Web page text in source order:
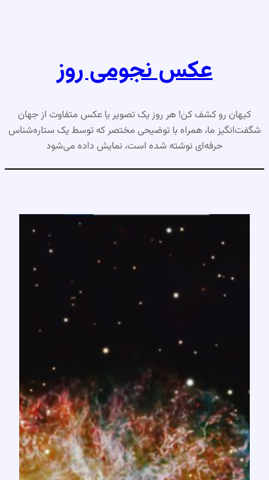
عکس نجومی روز
کیهان رو کشف کن! هر روز یک تصویر یا عکس متفاوت از جهان
شگفت‌انگیز ما، همراه با توضیحی مختصر که توسط یک ستاره‌شناس
حرفه‌ای نوشته شده است، نمایش داده می‌شود